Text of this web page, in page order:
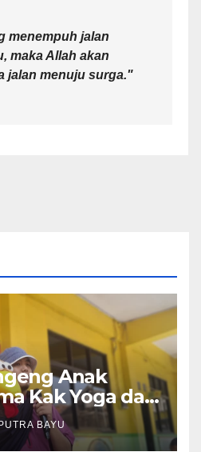
menempuh jalan
maka Allah akan
jalan menuju surga."
Anak
Kak Yoga dan
BAYU